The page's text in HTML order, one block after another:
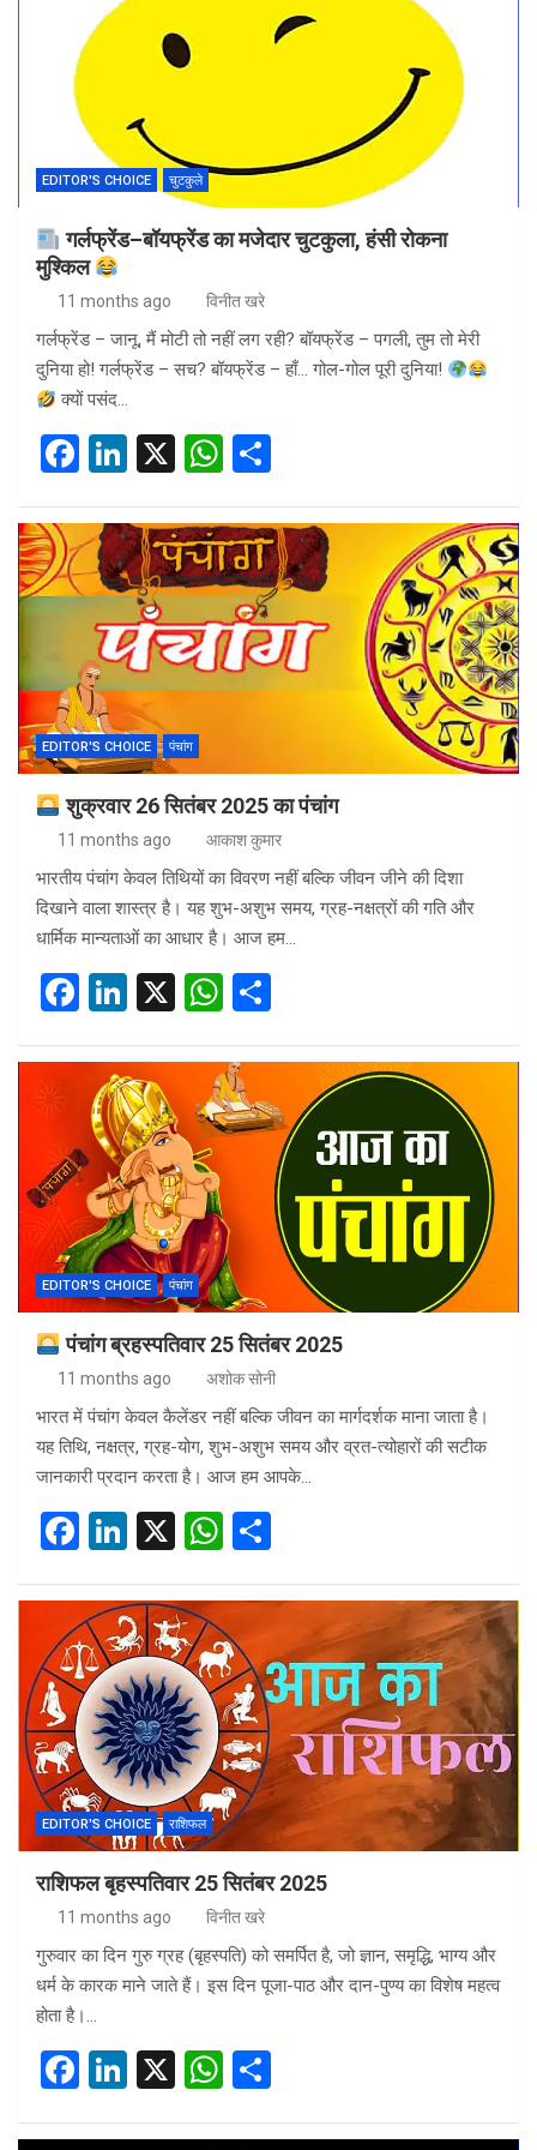
o
o
k
EDITOR'S CHOICE चुटकुले
गर्लफ्रेंड–बॉयफ्रेंड का मजेदार चुटकुला, हंसी रोकना
मुश्किल
11 months ago विनीत खरे
गर्लफ्रेंड – जानू, मैं मोटी तो नहीं लग रही? बॉयफ्रेंड – पगली, तुम तो मेरी
दुनिया हो! गर्लफ्रेंड – सच? बॉयफ्रेंड – हाँ… गोल-गोल पूरी दुनिया!
क्यों पसंद…
F
ce
b
o
o
k
Li
ke
dI
n
X
W
at
s
A
p
p
ar
e
EDITOR'S CHOICE पंचांग
शुक्रवार 26 सितंबर 2025 का पंचांग
11 months ago आकाश कुमार
भारतीय पंचांग केवल तिथियों का विवरण नहीं बल्कि जीवन जीने की दिशा
दिखाने वाला शास्त्र है। यह शुभ-अशुभ समय, ग्रह-नक्षत्रों की गति और
धार्मिक मान्यताओं का आधार है। आज हम…
F
ce
b
o
o
k
Li
ke
dI
n
X
W
at
s
A
p
ar
e
EDITOR'S CHOICE पंचांग
पंचांग ब्रहस्पतिवार 25 सितंबर 2025
11 months ago अशोक सोनी
भारत में पंचांग केवल कैलेंडर नहीं बल्कि जीवन का मार्गदर्शक माना जाता है।
यह तिथि, नक्षत्र, ग्रह-योग, शुभ-अशुभ समय और व्रत-त्योहारों की सटीक
जानकारी प्रदान करता है। आज हम आपके…
F
ce
b
o
o
k
Li
ke
dI
n
X
W
at
s
A
p
p
ar
e
EDITOR'S CHOICE राशिफल
राशिफल बृहस्पतिवार 25 सितंबर 2025
11 months ago विनीत खरे
गुरुवार का दिन गुरु ग्रह (बृहस्पति) को समर्पित है, जो ज्ञान, समृद्धि, भाग्य और
धर्म के कारक माने जाते हैं। इस दिन पूजा-पाठ और दान-पुण्य का विशेष महत्व
होता है।…
F
Li
X
W